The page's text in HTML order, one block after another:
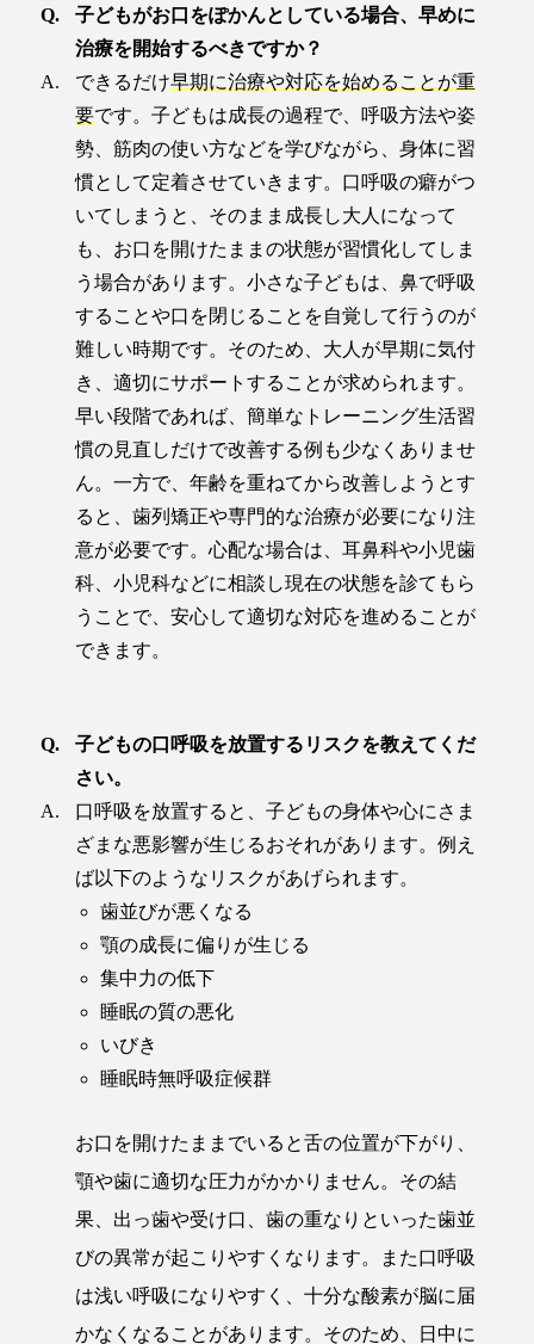
子どもがお口をぽかんとしている場合、早めに
治療を開始するべきですか？
できるだけ早期に治療や対応を始めることが重
要です。子どもは成長の過程で、呼吸方法や姿
勢、筋肉の使い方などを学びながら、身体に習
慣として定着させていきます。口呼吸の癖がつ
いてしまうと、そのまま成長し大人になって
も、お口を開けたままの状態が習慣化してしま
う場合があります。小さな子どもは、鼻で呼吸
することや口を閉じることを自覚して行うのが
難しい時期です。そのため、大人が早期に気付
き、適切にサポートすることが求められます。
早い段階であれば、簡単なトレーニング生活習
慣の見直しだけで改善する例も少なくありませ
ん。一方で、年齢を重ねてから改善しようとす
ると、歯列矯正や専門的な治療が必要になり注
意が必要です。心配な場合は、耳鼻科や小児歯
科、小児科などに相談し現在の状態を診てもら
うことで、安心して適切な対応を進めることが
できます。
子どもの口呼吸を放置するリスクを教えてくだ
さい。
口呼吸を放置すると、子どもの身体や心にさま
ざまな悪影響が生じるおそれがあります。例え
ば以下のようなリスクがあげられます。
歯並びが悪くなる
顎の成長に偏りが生じる
集中力の低下
睡眠の質の悪化
いびき
睡眠時無呼吸症候群
お口を開けたままでいると舌の位置が下がり、
顎や歯に適切な圧力がかかりません。その結
果、出っ歯や受け口、歯の重なりといった歯並
びの異常が起こりやすくなります。また口呼吸
は浅い呼吸になりやすく、十分な酸素が脳に届
かなくなることがあります。そのため、日中に